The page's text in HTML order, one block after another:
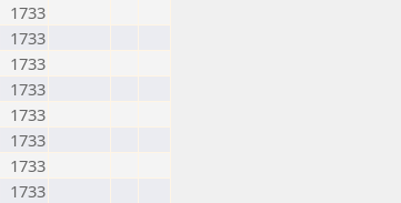
1733
1733
1733
1733
1733
1733
1733
1733